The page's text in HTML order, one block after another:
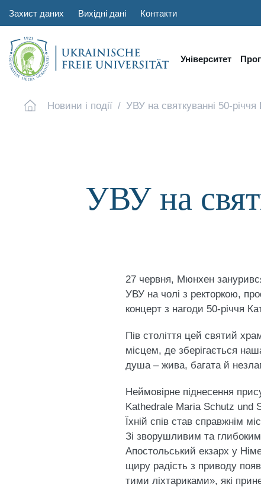
Захист даних Вихідні дані Контакти
Університет
Новини і події УВУ на святкуванні 50-
УВУ на
27 червня, Мюнхен
УВУ на чолі з ректоркою,
концерт з нагоди 50-річчя
Пів століття цей святий
місцем, де зберігається
душа – жива, багата й
​Неймовірне піднесення
Kathedrale Maria Schutz und
Їхній спів став справжнім
​Зі зворушливим та
Апостольський екзарх у
щиру радість з приводу
тими ліхтариками», які